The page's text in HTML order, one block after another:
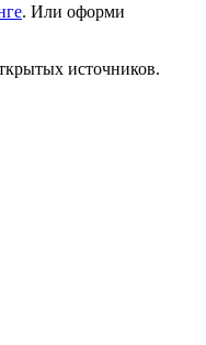
. Или оформи
источников.